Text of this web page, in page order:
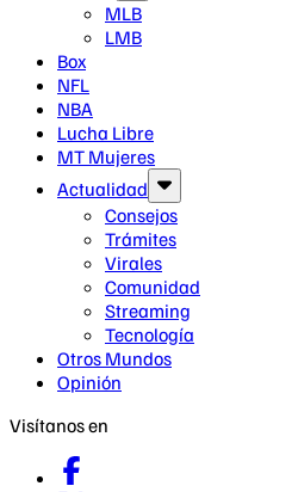
MLB
LMB
Box
NFL
NBA
Lucha Libre
MT Mujeres
Actualidad
Consejos
Trámites
Virales
Comunidad
Streaming
Tecnología
Otros Mundos
Opinión
Visítanos en